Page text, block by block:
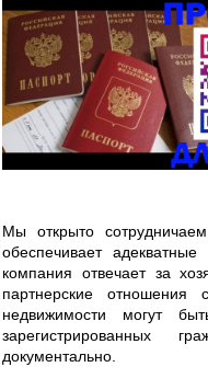
Мы открыто
обеспечивает
компания отвечает за
партнерские
недвижимости могут
зарегистрированных
документально.